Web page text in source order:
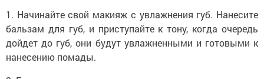
1. Начинайте свой макияж с увлажнения губ. Нанесите
бальзам для губ, и приступайте к тону, когда очередь
дойдет до губ, они будут увлажненными и готовыми к
нанесению помады.